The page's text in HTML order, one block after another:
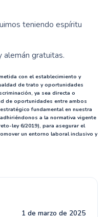
teniendo espíritu
alemán gratuitas.
con el establecimiento y
de trato y oportunidades
ya sea directa o
de oportunidades entre ambos
fundamental en nuestra
a la normativa vigente
ley 6/2019), para asegurar el
un entorno laboral inclusivo y
1 de marzo de 2025